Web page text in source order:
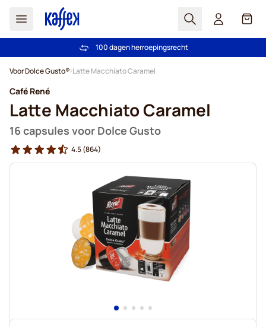
Zoek Cart
Gratis vanaf € 49
100 dagen herroepingsrecht
Voor Dolce Gusto® Latte Macchiato Caramel
Café René
Latte Macchiato Caramel
16 capsules voor Dolce Gusto
4.5(864)